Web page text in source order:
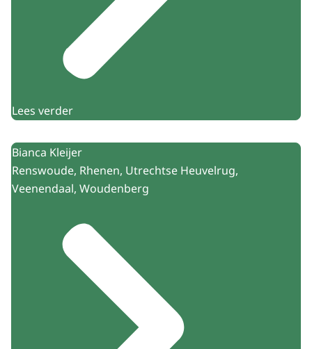
Lees verder
Bianca Kleijer
Renswoude, Rhenen, Utrechtse Heuvelrug,
Veenendaal, Woudenberg